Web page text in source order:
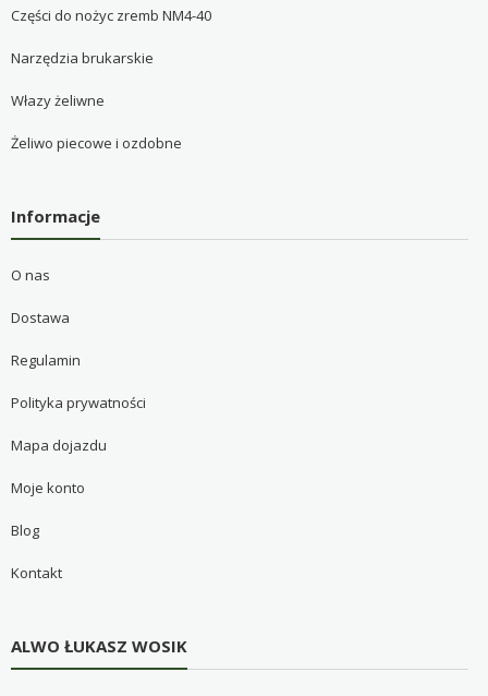
Części do nożyc zremb NM4-40
Narzędzia brukarskie
Włazy żeliwne
Żeliwo piecowe i ozdobne
Informacje
O nas
Dostawa
Regulamin
Polityka prywatności
Mapa dojazdu
Moje konto
Blog
Kontakt
ALWO ŁUKASZ WOSIK